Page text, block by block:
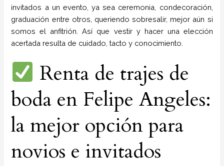
invitados a un evento, ya sea ceremonia, condecoración,
graduación entre otros, queriendo sobresalir, mejor aún si
somos el anfitrión. Así que vestir y hacer una elección
acertada resulta de cuidado, tacto y conocimiento.
Renta de trajes de
boda en Felipe Angeles:
la mejor opción para
novios e invitados